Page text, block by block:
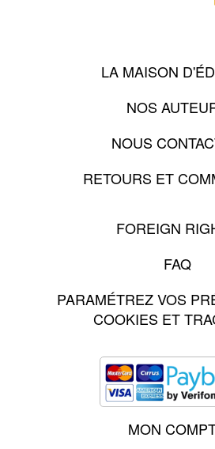
LA MAISON
NOS
NOUS
RETOURS ET
FOREIGN
FAQ
PARAMÉTREZ VOS
COOKIES ET
MON